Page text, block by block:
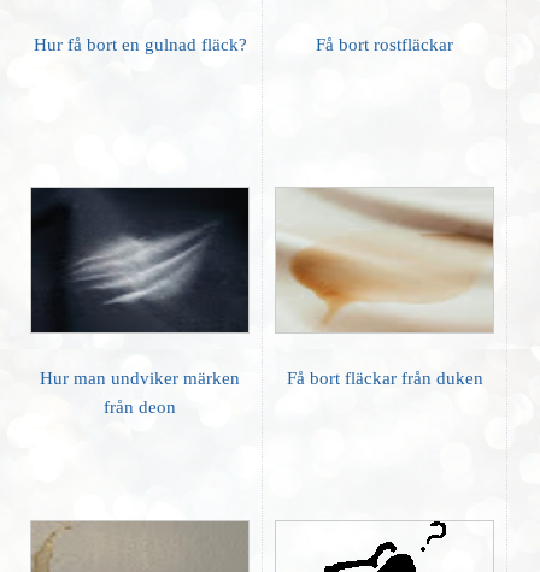
Hur få bort en gulnad fläck? Få bort rostfläckar
Hur man undviker märken
från deon
Få bort fläckar från duken